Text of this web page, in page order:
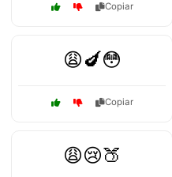
Copiar
😩🍆😳
Copiar
😩😢🍑